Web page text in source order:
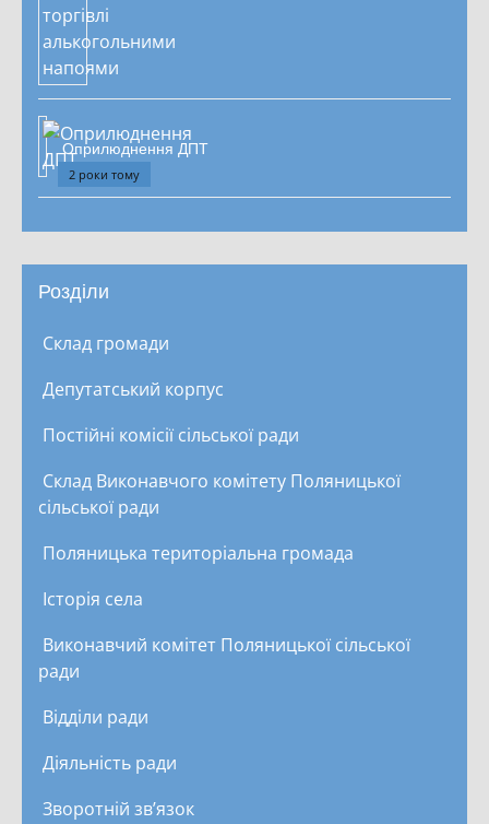
Оприлюднення ДПТ
2 роки тому
Розділи
Склад громади
Депутатський корпус
Постійні комісії сільської ради
Склад Виконавчого комітету Поляницької
сільської ради
Поляницька територіальна громада
Історія села
Виконавчий комітет Поляницької сільської
ради
Відділи ради
Діяльність ради
Зворотній зв’язок